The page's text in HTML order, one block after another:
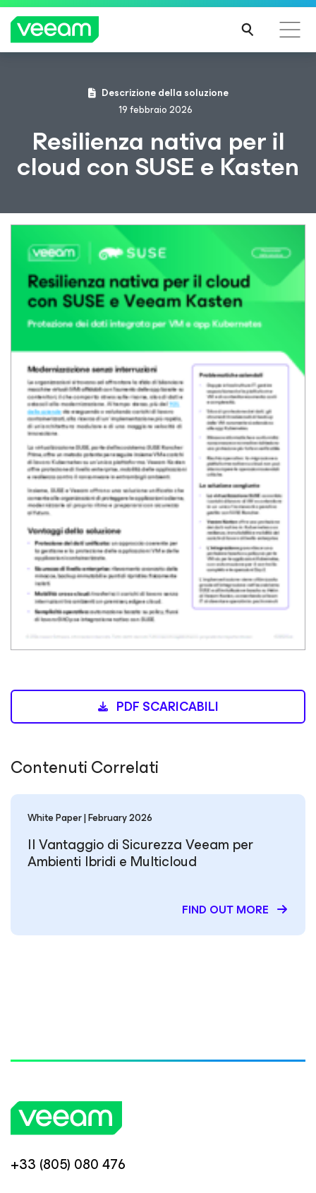
Linee guida di Veeam per i clienti interessati
dall'aggiornamento dei contenuti di CrowdStrike
SAPE
RNE
DI
Descrizione della soluzione
19 febbraio 2026
Resilienza nativa per il
cloud con SUSE e Kasten
PDF SCARICABILI
Contenuti Correlati
White Paper | February 2026
Il Vantaggio di Sicurezza Veeam per
Ambienti Ibridi e Multicloud
FIND OUT MORE
+33 (805) 080 476